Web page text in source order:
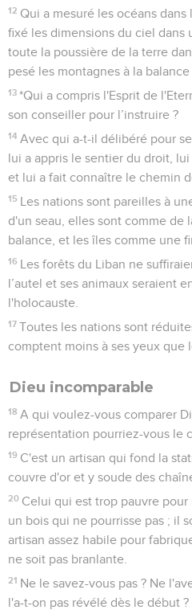
12 Qui a mesuré les océans
fixé les dimensions du ciel dans
toute la poussière de la terre
pesé les montagnes à la
13 *Qui a compris l'Esprit de
son conseiller pour l’instruire ?
14 Avec qui a-t-il délibéré pour
lui a appris le sentier du droit,
et lui a fait connaître le chemin
15 Les nations sont pareilles à
d'un seau, elles sont comme de
balance, et les îles comme une
16 Les forêts du Liban ne
l’autel et ses animaux seraient
l'holocauste.
17 Toutes les nations sont
comptent moins à ses yeux que
Dieu incomparable
18 A qui voulez-vous comparer
représentation pourriez-vous le
19 C'est un artisan qui fond la
couvre d'or et y soude des
20 Celui qui est trop pauvre
un bois qui ne pourrisse pas ; il
artisan assez habile pour
ne soit pas branlante.
21 Ne le savez-vous pas ? Ne
l'a-t-on pas révélé dès le début